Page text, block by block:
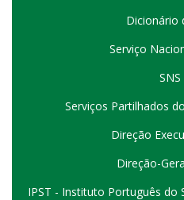
Dicionário
Serviço
Serviços Partilhados
Direção
Direção-
IPST - Instituto Português do